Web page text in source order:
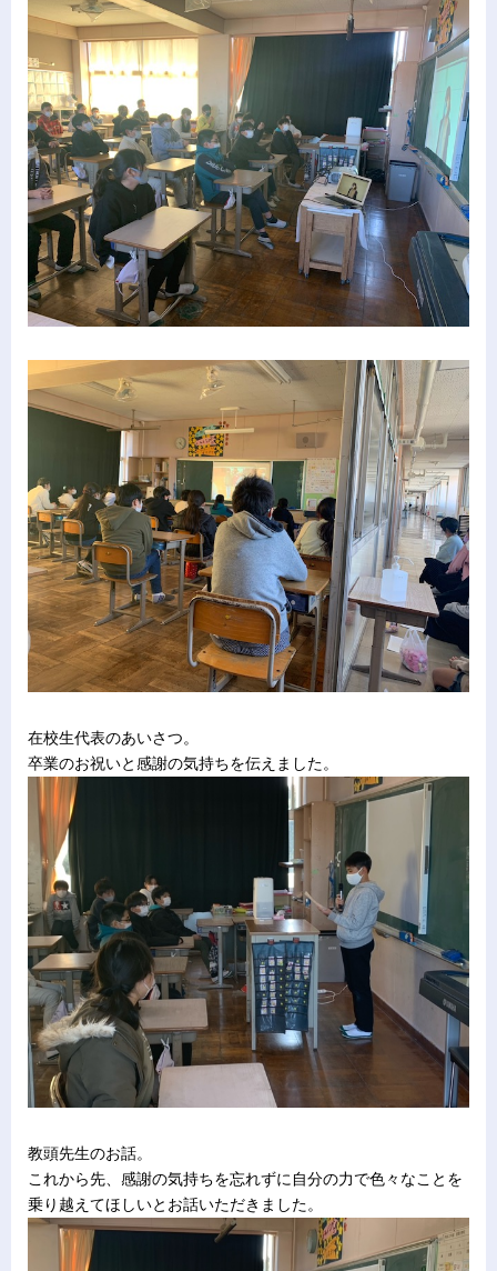
在校生代表のあいさつ。
卒業のお祝いと感謝の気持ちを伝えました。
教頭先生のお話。
これから先、感謝の気持ちを忘れずに自分の力で色々なことを
乗り越えてほしいとお話いただきました。